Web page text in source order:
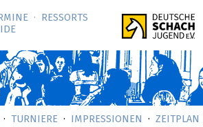
RESSORTS
TURNIERE IMPRESSIONEN ZEITPLAN